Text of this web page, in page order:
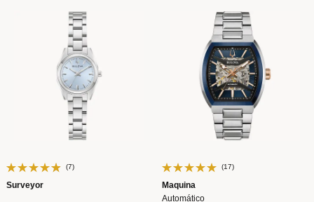
(7)
Surveyor
(17)
Maquina
Automático